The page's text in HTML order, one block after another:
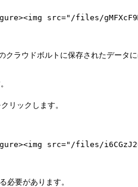
src="/files/
ウドボルトに保存されたデータに
ックします。
src="/files/
要があります。